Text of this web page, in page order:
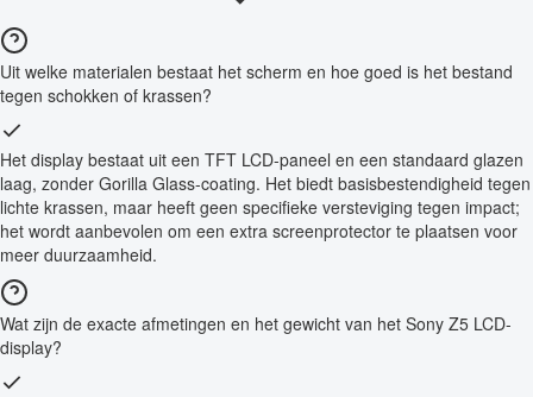
Uit welke materialen bestaat het scherm en hoe goed is het bestand
tegen schokken of krassen?
Het display bestaat uit een TFT LCD-paneel en een standaard glazen
laag, zonder Gorilla Glass-coating. Het biedt basisbestendigheid tegen
lichte krassen, maar heeft geen specifieke versteviging tegen impact;
het wordt aanbevolen om een extra screenprotector te plaatsen voor
meer duurzaamheid.
Wat zijn de exacte afmetingen en het gewicht van het Sony Z5 LCD-
display?